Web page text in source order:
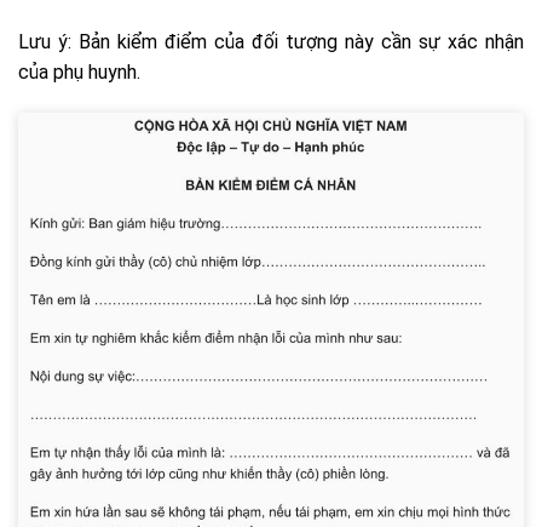
Lưu ý: Bản kiểm điểm của đối tượng này cần sự xác nhận
của phụ huynh.